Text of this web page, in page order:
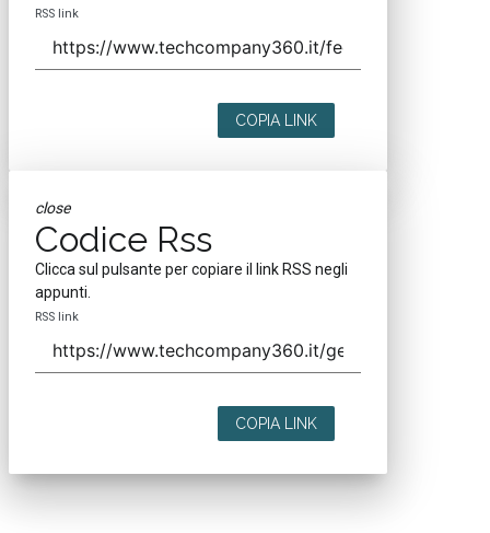
RSS link
COPIA LINK
close
Codice Rss
Clicca sul pulsante per copiare il link RSS negli
appunti.
RSS link
COPIA LINK